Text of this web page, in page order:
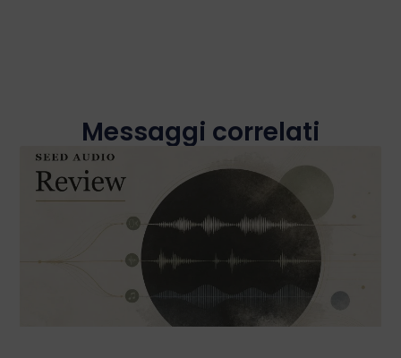
Messaggi correlati